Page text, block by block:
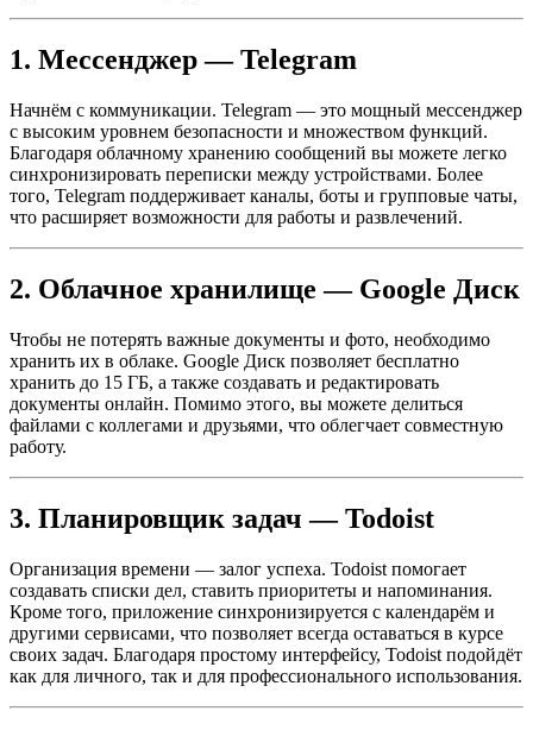
1. Мессенджер — Telegram
Начнём с коммуникации. Telegram — это мощный мессенджер
с высоким уровнем безопасности и множеством функций.
Благодаря облачному хранению сообщений вы можете легко
синхронизировать переписки между устройствами. Более
того, Telegram поддерживает каналы, боты и групповые чаты,
что расширяет возможности для работы и развлечений.
2. Облачное хранилище — Google Диск
Чтобы не потерять важные документы и фото, необходимо
хранить их в облаке. Google Диск позволяет бесплатно
хранить до 15 ГБ, а также создавать и редактировать
документы онлайн. Помимо этого, вы можете делиться
файлами с коллегами и друзьями, что облегчает совместную
работу.
3. Планировщик задач — Todoist
Организация времени — залог успеха. Todoist помогает
создавать списки дел, ставить приоритеты и напоминания.
Кроме того, приложение синхронизируется с календарём и
другими сервисами, что позволяет всегда оставаться в курсе
своих задач. Благодаря простому интерфейсу, Todoist подойдёт
как для личного, так и для профессионального использования.